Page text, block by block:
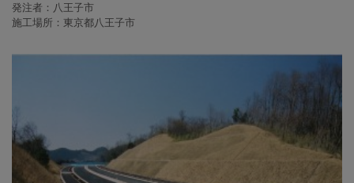
発注者：八王子市
施工場所：東京都八王子市